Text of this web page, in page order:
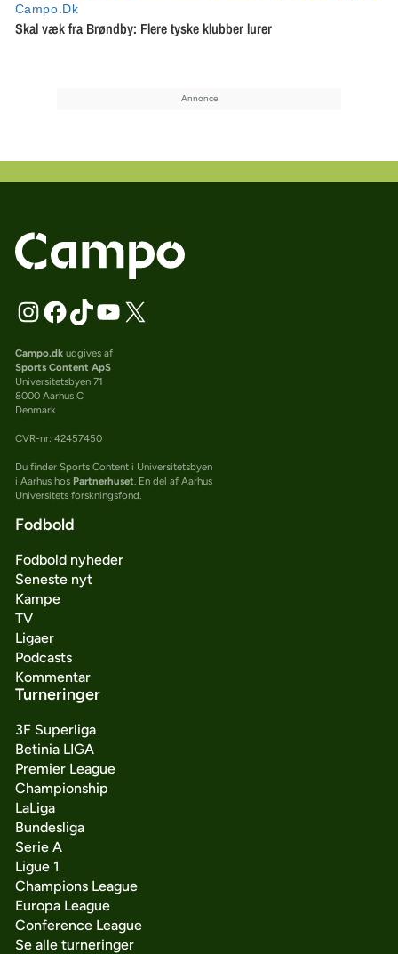
Campo.dkudgives af
Sports Content ApS
Universitetsbyen 71
8000 Aarhus C
Denmark
CVR-nr: 42457450
Du finder Sports Content i Universitetsbyen
i Aarhus hos Partnerhuset . En del af Aarhus
Universitets forskningsfond.
Fodbold
Fodbold nyheder
Seneste nyt
Kampe
TV
Ligaer
Podcasts
Kommentar
Turneringer
3F Superliga
Betinia LIGA
Premier League
Championship
LaLiga
Bundesliga
Serie A
Ligue 1
Champions League
Europa League
Conference League
Se alle turneringer